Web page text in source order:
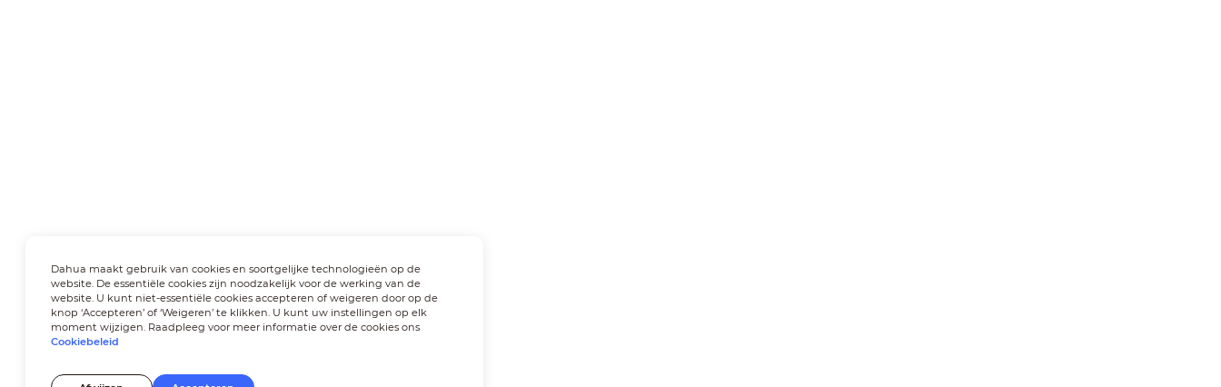
Dahua maakt gebruik van cookies en soortgelijke technologieën op de
website. De essentiële cookies zijn noodzakelijk voor de werking van de
website. U kunt niet-essentiële cookies accepteren of weigeren door op de
knop ‘Accepteren’ of ‘Weigeren’ te klikken. U kunt uw instellingen op elk
moment wijzigen. Raadpleeg voor meer informatie over de cookies ons
Cookiebeleid